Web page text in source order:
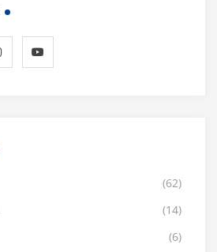
(62)
(14)
(6)